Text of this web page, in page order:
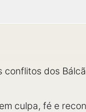
dos
culpa, fé e